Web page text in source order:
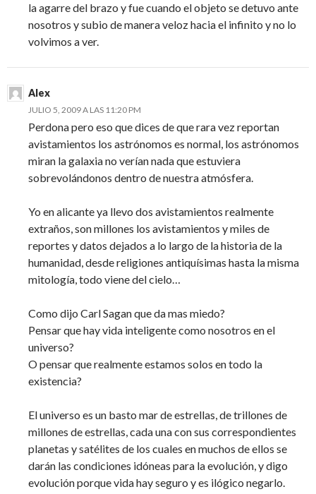
la agarre del brazo y fue cuando el objeto se detuvo ante
nosotros y subio de manera veloz hacia el infinito y no lo
volvimos a ver.
Alex
JULIO 5, 2009 A LAS 11:20 PM
Perdona pero eso que dices de que rara vez reportan
avistamientos los astrónomos es normal, los astrónomos
miran la galaxia no verían nada que estuviera
sobrevolándonos dentro de nuestra atmósfera.
Yo en alicante ya llevo dos avistamientos realmente
extraños, son millones los avistamientos y miles de
reportes y datos dejados a lo largo de la historia de la
humanidad, desde religiones antiquísimas hasta la misma
mitología, todo viene del cielo…
Como dijo Carl Sagan que da mas miedo?
Pensar que hay vida inteligente como nosotros en el
universo?
O pensar que realmente estamos solos en todo la
existencia?
El universo es un basto mar de estrellas, de trillones de
millones de estrellas, cada una con sus correspondientes
planetas y satélites de los cuales en muchos de ellos se
darán las condiciones idóneas para la evolución, y digo
evolución porque vida hay seguro y es ilógico negarlo.